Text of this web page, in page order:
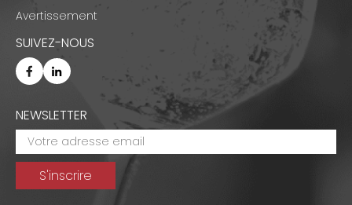
Avertissement
SUIVEZ-NOUS
NEWSLETTER